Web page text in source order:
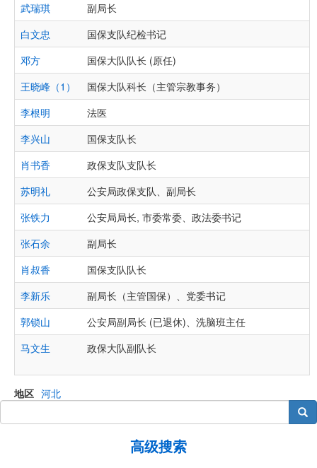
武瑞琪
副局长
白文忠
国保支队纪检书记
邓方
国保大队队长 (原任)
王晓峰（1）
国保大队科长（主管宗教事务）
李根明
法医
李兴山
国保支队长
肖书香
政保支队支队长
苏明礼
公安局政保支队、副局长
张铁力
公安局局长, 市委常委、政法委书记
张石余
副局长
肖叔香
国保支队队长
李新乐
副局长（主管国保）、党委书记
郭锁山
公安局副局长 (已退休)、洗脑班主任
马文生
政保大队副队长
地区 河北
搜索
高级搜索